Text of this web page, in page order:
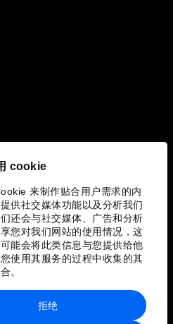
cookie
来制作贴合用户需求的内
供社交媒体功能以及分析我们
还会与社交媒体、广告和分析
您对我们网站的使用情况，这
能会将此类信息与您提供给他
使用其服务的过程中收集的其
。
拒绝